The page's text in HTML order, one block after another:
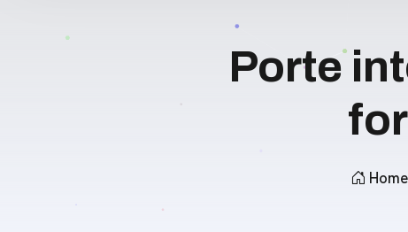
Porte
Home